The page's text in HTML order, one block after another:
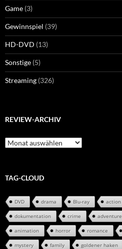
Game (3)
Gewinnspiel (39)
HD-DVD (13)
Sonstige (5)
Streaming (326)
REVIEW-ARCHIV
Review-
Archiv
TAG-CLOUD
DVD drama Blu-ray action
dokumentation crime adventure
animation horror romance
mystery family goldener haken